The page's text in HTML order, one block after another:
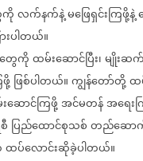
လက်နက်နဲ့မဖြေရှင်းကြဖို့နဲ့
းပါတယ်။
တွေကိုထမ်းဆောင်ပြီး၊မျိုး
ဖြစ်ပါတယ်။ကျွန်တော်တို့ထ
ဆောင်ကြဖို့အင်မတန်အရေး
ပြည်ထောင်စုသစ်တည်ဆော
ထပ်လောင်းဆိုခဲ့ပါတယ်။